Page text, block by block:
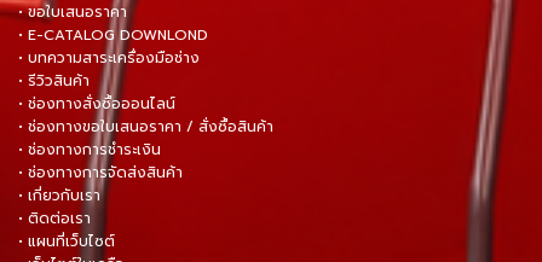
• ขอใบเสนอราคา
• E-CATALOG DOWNLOND
• บทความสาระเครื่องมือช่าง
• รีวิวสินค้า
• ช่องทางสั่งซื้อออนไลน์
• ช่องทางขอใบเสนอราคา / สั่งซื้อสินค้า
• ช่องทางการชำระเงิน
• ช่องทางการจัดส่งสินค้า
• เกี่ยวกับเรา
• ติดต่อเรา
• แผนที่เว็บไซต์